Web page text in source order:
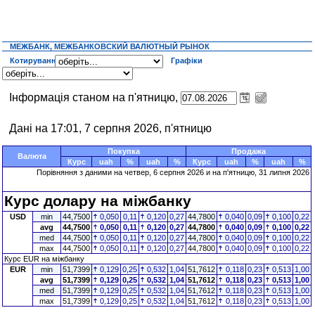
МЕЖБАНК, МЕЖБАНКОВСКИЙ ВАЛЮТНЫЙ РЫНОК
Котирування
Графіки
Інформація станом на п'ятницю,
Дані на 17:01, 7 серпня 2026, п'ятницю
Валюта
Покупка
Продажа
Курс
uah % uah % Курс uah % uah
%
Порівняння з даними на четвер, 6 серпня 2026 и на п'ятницю, 31 липня 2026
Курс долару на міжбанку
USD min 44,7500 0,050 0,11 0,120 0,27 44,7800 0,040 0,09 0,100 0,22
avg
44,7500 0,050 0,11 0,120 0,27 44,7800 0,040 0,09 0,100 0,22
med
44,7500 0,050 0,11 0,120 0,27 44,7800 0,040 0,09 0,100 0,22
max
44,7500 0,050 0,11 0,120 0,27 44,7800 0,040 0,09 0,100 0,22
Курс EUR на міжбанку
EUR
min 51,7399 0,129 0,25 0,532 1,04 51,7612 0,118 0,23 0,513 1,00
avg
51,7399 0,129 0,25 0,532 1,04 51,7612 0,118 0,23 0,513 1,00
med
51,7399 0,129 0,25 0,532 1,04 51,7612 0,118 0,23 0,513 1,00
max
51,7399 0,129 0,25 0,532 1,04 51,7612 0,118 0,23 0,513 1,00